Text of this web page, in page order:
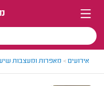
אירועים> מאפרות ומעצבות